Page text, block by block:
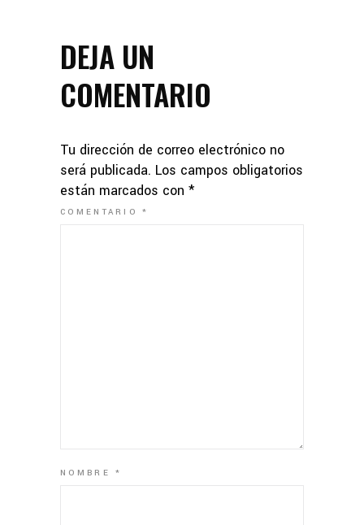
DEJA UN
COMENTARIO
Tu dirección de correo electrónico no
será publicada. Los campos obligatorios
están marcados con *
COMENTARIO*
NOMBRE*